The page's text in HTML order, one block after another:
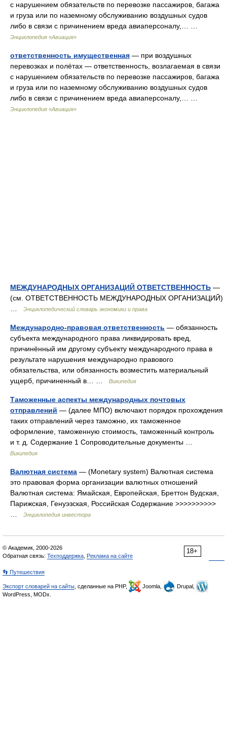
с нарушением обязательств по перевозке пассажиров, багажа
и груза или по наземному обслуживанию воздушных судов
либо в связи с причинением вреда авиаперсоналу,… …
Энциклопедия «Авиация»
ответственность имущественная — при воздушных
перевозках и полётах — ответственность, возлагаемая в связи
с нарушением обязательств по перевозке пассажиров, багажа
и груза или по наземному обслуживанию воздушных судов
либо в связи с причинением вреда авиаперсоналу,… …
Энциклопедия «Авиация»
МЕЖДУНАРОДНЫХ ОРГАНИЗАЦИЙ ОТВЕТСТВЕННОСТЬ —
(см. ОТВЕТСТВЕННОСТЬ МЕЖДУНАРОДНЫХ ОРГАНИЗАЦИЙ)
Энциклопедический словарь экономики и права
Международно-правовая ответственность — обязанность
субъекта международного права ликвидировать вред,
причинённый им другому субъекту международного права в
результате нарушения международно правового
обязательства, или обязанность возместить материальный
ущерб, причиненный в… …
Википедия
Таможенные аспекты международных почтовых
отправлений — (далее МПО) включают порядок прохождения
таких отправлений через таможню, их таможенное
оформление, таможенную стоимость, таможенный контроль
и т. д. Содержание 1 Сопроводительные документы …
Википедия
Валютная система — (Monetary system) Валютная система
это правовая форма организации валютных отношений
Валютная система: Ямайская, Европейская, Бреттон Вудская,
Парижская, Генуэзская, Российская Содержание >>>>>>>>>>
Энциклопедия инвестора
18+
© Академик, 2000-2026
Обратная связь: Техподдержка Реклама на сайте
👣 Путешествия
Экспорт словарей на сайты , сделанные на PHP, Joomla,
Drupal,
WordPress, MODx.